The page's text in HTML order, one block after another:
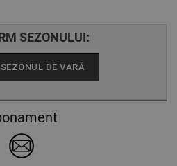
SEZONULUI:
DE VARĂ